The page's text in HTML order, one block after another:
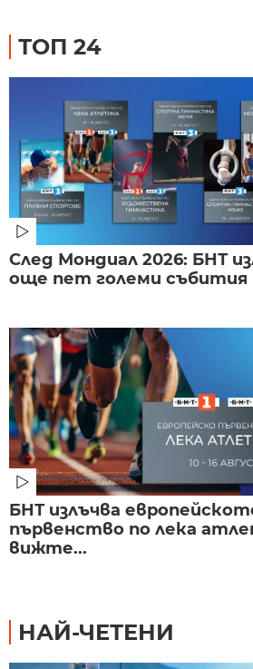
ТОП 24
След Мондиал 2026: БНТ
още пет големи събития
БНТ излъчва
първенство по лека
вижте...
НАЙ-ЧЕТЕНИ